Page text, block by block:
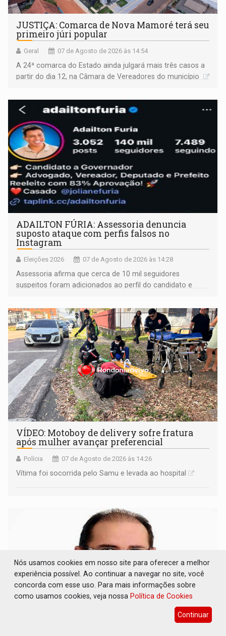
JUSTIÇA: Comarca de Nova Mamoré terá seu
primeiro júri popular
Geral 07 de Agosto de 2026 às 14:54
A 24ª comarca do Estado ainda julgará mais três casos a
partir do dia 12, na Câmara de Vereadores do município
ADAILTON FÚRIA: Assessoria denuncia
suposto ataque com perfis falsos no
Instagram
Eleições 2026 07 de Agosto de 2026 às 14:28
Assessoria afirma que cerca de 10 mil seguidores
suspeitos foram adicionados ao perfil do candidato e
remover as contas
VÍDEO: Motoboy de delivery sofre fratura
após mulher avançar preferencial
Polícia 07 de Agosto de 2026 às 14:26
Vítima foi socorrida pelo Samu e levada ao hospital
Nós usamos cookies em nosso site para oferecer a melhor
experiência possível. Ao continuar a navegar no site, você
concorda com esse uso. Para mais informações sobre
como usamos cookies, veja nossa Política de Cookies
Continuar